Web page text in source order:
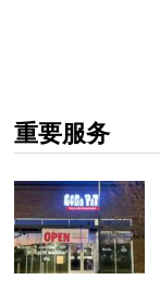
重要服务